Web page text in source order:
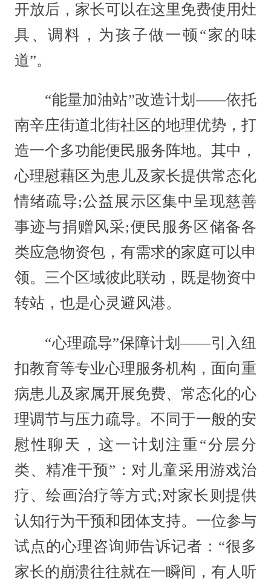
开放后，家长可以在这里免费使用灶
具、调料，为孩子做一顿“家的味
道”。
“能量加油站”改造计划——依托
南辛庄街道北街社区的地理优势，打
造一个多功能便民服务阵地。其中，
心理慰藉区为患儿及家长提供常态化
情绪疏导;公益展示区集中呈现慈善
事迹与捐赠风采;便民服务区储备各
类应急物资包，有需求的家庭可以申
领。三个区域彼此联动，既是物资中
转站，也是心灵避风港。
“心理疏导”保障计划——引入纽
扣教育等专业心理服务机构，面向重
病患儿及家属开展免费、常态化的心
理调节与压力疏导。不同于一般的安
慰性聊天，这一计划注重“分层分
类、精准干预”：对儿童采用游戏治
疗、绘画治疗等方式;对家长则提供
认知行为干预和团体支持。一位参与
试点的心理咨询师告诉记者：“很多
家长的崩溃往往就在一瞬间，有人听